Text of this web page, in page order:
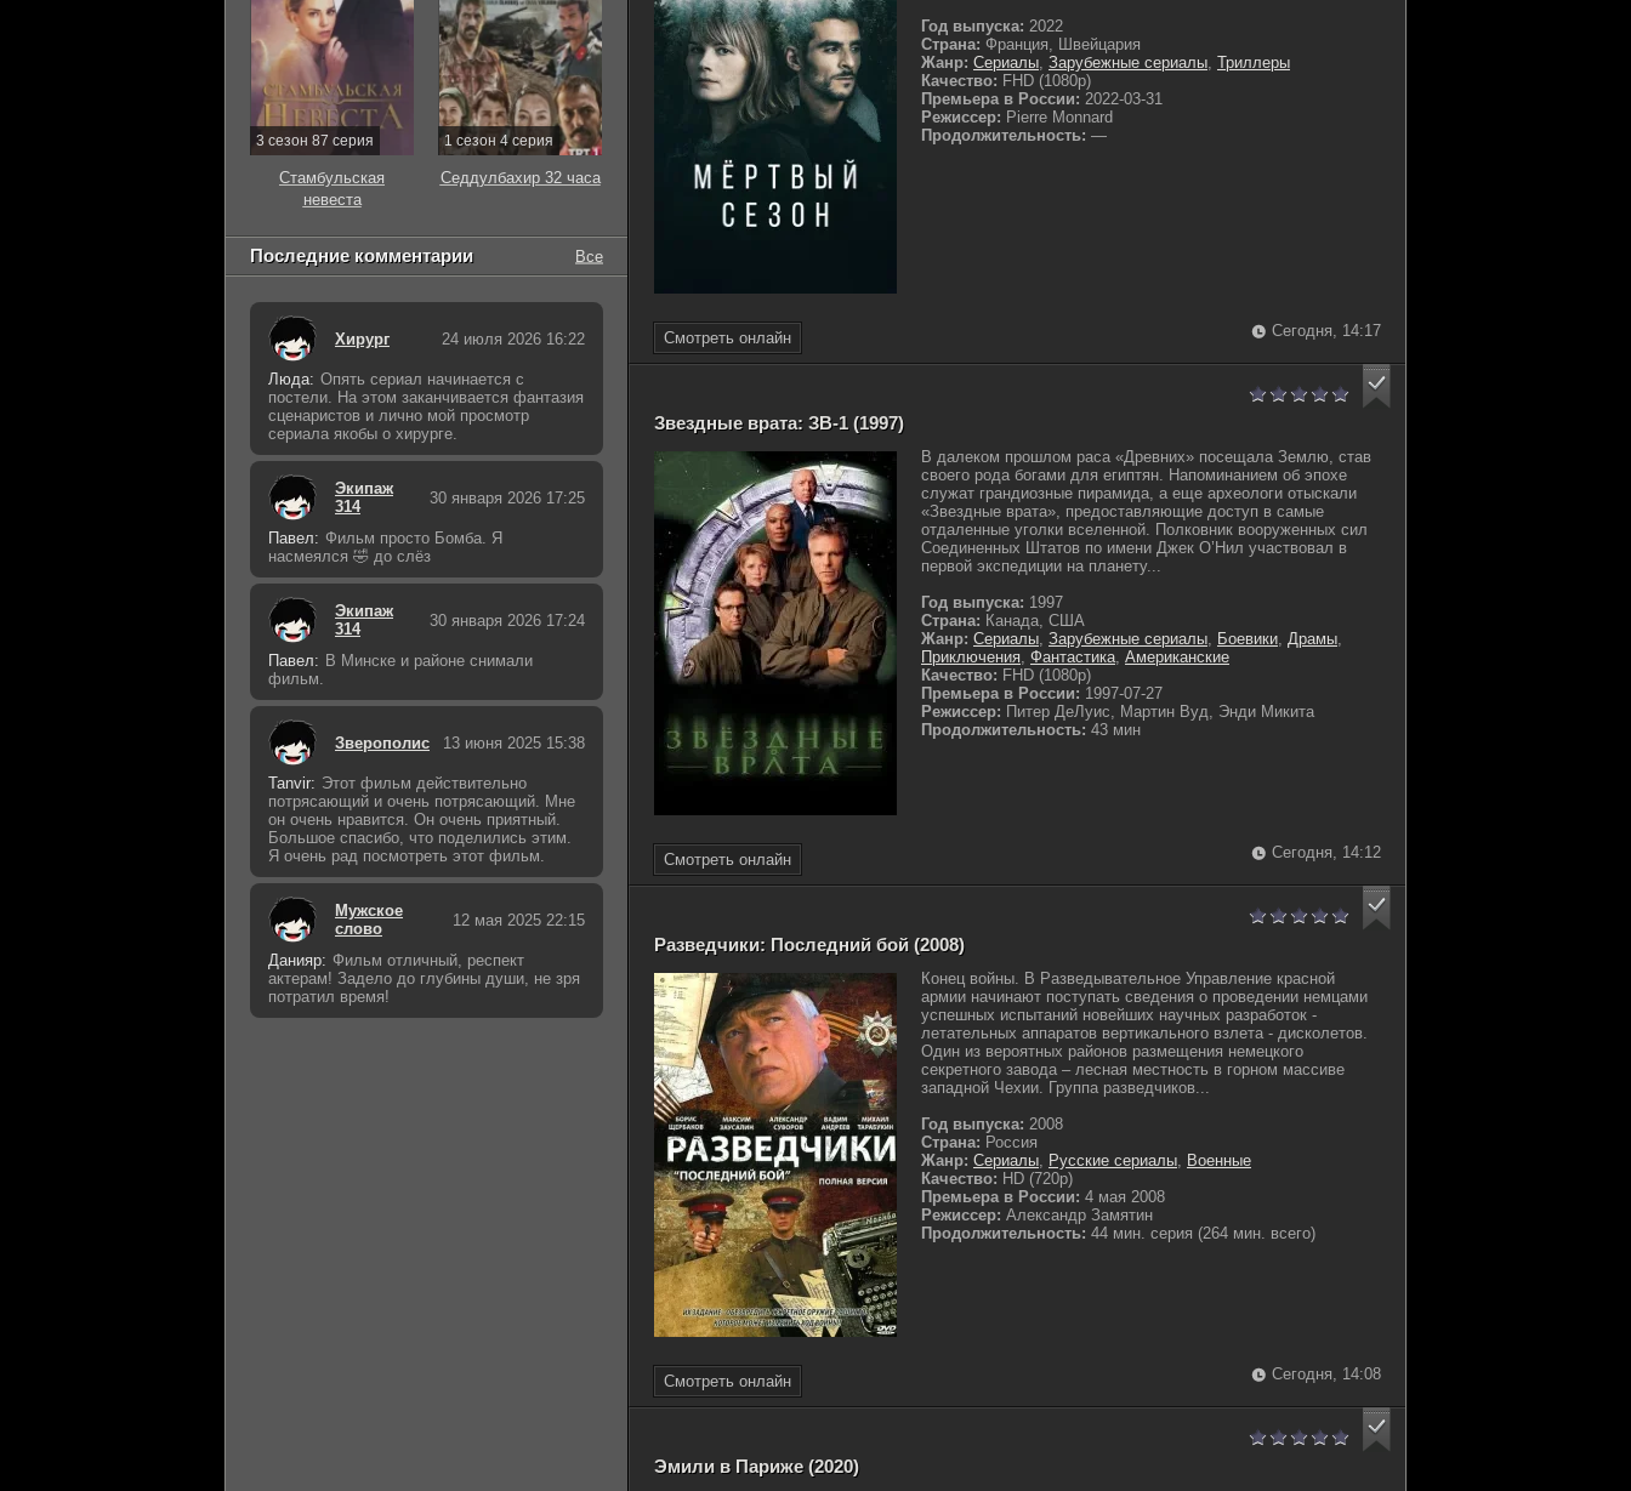
Год выпуска: 2022
Страна: Франция, Швейцария
Жанр: Сериалы, Зарубежные сериалы, Триллеры
Качество: FHD (1080p)
Премьера в России: 2022-03-31
Режиссер: Pierre Monnard
Продолжительность: —
Смотреть онлайн Сегодня, 14:17
Звездные врата: ЗВ-1 (1997)
В далеком прошлом раса «Древних» посещала Землю, став
своего рода богами для египтян. Напоминанием об эпохе
служат грандиозные пирамида, а еще археологи отыскали
«Звездные врата», предоставляющие доступ в самые
отдаленные уголки вселенной. Полковник вооруженных сил
Соединенных Штатов по имени Джек О’Нил участвовал в
первой экспедиции на планету...
Год выпуска: 1997
Страна: Канада, США
Жанр: Сериалы, Зарубежные сериалы, Боевики, Драмы,
Приключения, Фантастика, Американские
Качество: FHD (1080p)
Премьера в России: 1997-07-27
Режиссер: Питер ДеЛуис, Мартин Вуд, Энди Микита
Продолжительность: 43 мин
Смотреть онлайн Сегодня, 14:12
Разведчики: Последний бой (2008)
Конец войны. В Разведывательное Управление красной
армии начинают поступать сведения о проведении немцами
успешных испытаний новейших научных разработок -
летательных аппаратов вертикального взлета - дисколетов.
Один из вероятных районов размещения немецкого
секретного завода – лесная местность в горном массиве
западной Чехии. Группа разведчиков...
Год выпуска: 2008
Страна: Россия
Жанр: Сериалы, Русские сериалы, Военные
Качество: HD (720p)
Премьера в России: 4 мая 2008
Режиссер: Александр Замятин
Продолжительность: 44 мин. серия (264 мин. всего)
Смотреть онлайн Сегодня, 14:08
Эмили в Париже (2020)
3 сезон 87 серия
Стамбульская
невеста
1 сезон 4 серия
Седдулбахир 32 часа
Последние комментарии Все
Хирург 24 июля 2026 16:22
Люда: Опять сериал начинается с
постели. На этом заканчивается фантазия
сценаристов и лично мой просмотр
сериала якобы о хирурге.
Экипаж
314
30 января 2026 17:25
Павел: Фильм просто Бомба. Я
насмеялся 🤣 до слёз
Экипаж
314
30 января 2026 17:24
Павел: В Минске и районе снимали
фильм.
Зверополис 13 июня 2025 15:38
Tanvir: Этот фильм действительно
потрясающий и очень потрясающий. Мне
он очень нравится. Он очень приятный.
Большое спасибо, что поделились этим.
Я очень рад посмотреть этот фильм.
Мужское
слово
12 мая 2025 22:15
Данияр: Фильм отличный, респект
актерам! Задело до глубины души, не зря
потратил время!